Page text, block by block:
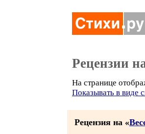
Рецензии
На странице
Показывать в виде
Рецензия на «